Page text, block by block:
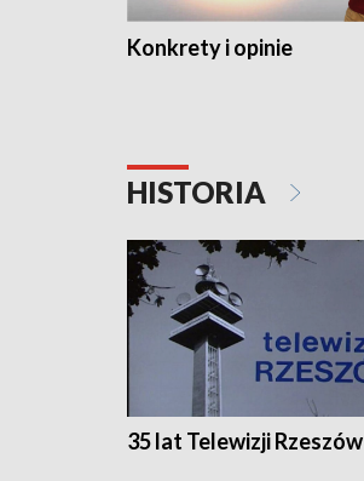
Konkrety i opinie
HISTORIA
35 lat Telewizji Rzeszów